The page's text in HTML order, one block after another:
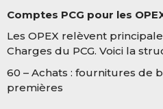
Comptes PCG pour les
Les OPEX relèvent
Charges du PCG. Voici la
60 – Achats : fournitures de
premières